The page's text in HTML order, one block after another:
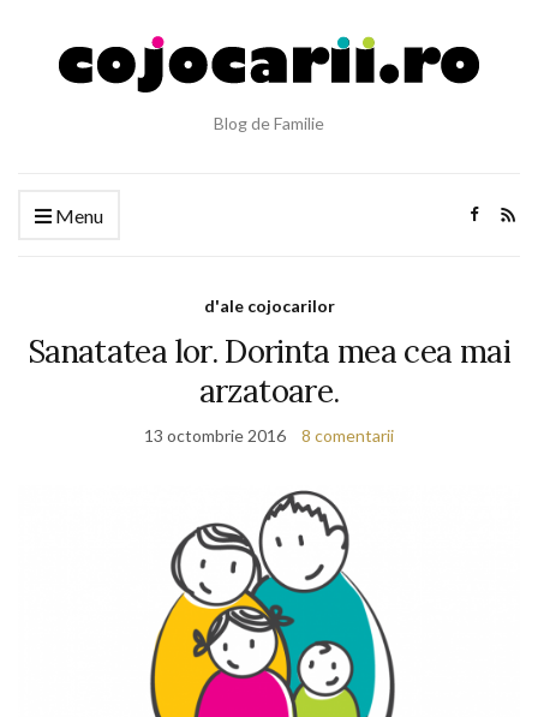
Blog de Familie
Menu
d'ale cojocarilor
Sanatatea lor. Dorinta mea cea mai
arzatoare.
13 octombrie 2016 8 comentarii